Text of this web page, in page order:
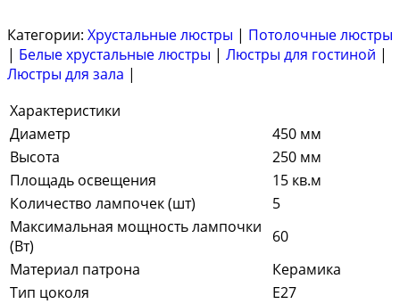
Категории: Хрустальные люстры | Потолочные люстры
| Белые хрустальные люстры | Люстры для гостиной |
Люстры для зала |
Характеристики
Диаметр
450 мм
Высота
250 мм
Площадь освещения
15 кв.м
Количество лампочек (шт)
5
Максимальная мощность лампочки
(Вт)
60
Материал патрона
Керамика
Тип цоколя
E27